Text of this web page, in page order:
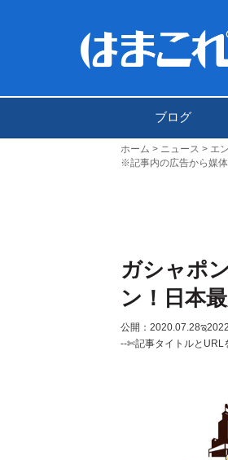
ブログ
ホーム ニュース
エ
※記事内の広告から媒
ガシャポ
ン！日本
公開：2020.07.28
--✄記事タイトルと